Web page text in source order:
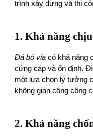
trình xây dựng và thi
1. Khả năng
Đá bó vỉa có khả năng
cứng cáp và ổn định.
một lựa chọn lý tưởng
không gian công cộng
2. Khả năng